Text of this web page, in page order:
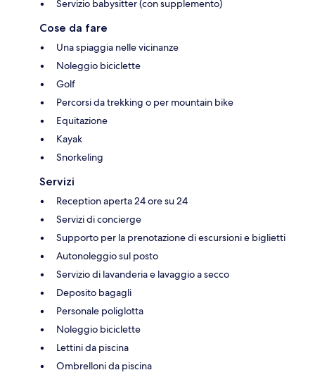
Servizio babysitter (con supplemento)
Cose da fare
Una spiaggia nelle vicinanze
Noleggio biciclette
Golf
Percorsi da trekking o per mountain bike
Equitazione
Kayak
Snorkeling
Servizi
Reception aperta 24 ore su 24
Servizi di concierge
Supporto per la prenotazione di escursioni e biglietti
Autonoleggio sul posto
Servizio di lavanderia e lavaggio a secco
Deposito bagagli
Personale poliglotta
Noleggio biciclette
Lettini da piscina
Ombrelloni da piscina